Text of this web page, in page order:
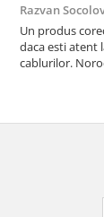
Razvan
Un produs
daca esti atent
cablurilor.
atras atentia
cablul de